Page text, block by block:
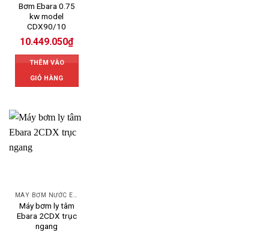
Bơm Ebara 0.75
kw model
CDX90/10
10.449.050₫
THÊM VÀO
GIỎ HÀNG
MÁY BƠM NƯỚC EBARA
Máy bơm ly tâm
Ebara 2CDX trục
ngang